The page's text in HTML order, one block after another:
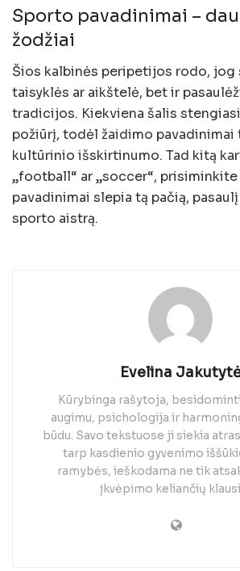
Sporto pavadinimai –
žodžiai
Šios kalbinės peripetijos rodo, jog
taisyklės ar aikštelė, bet ir
tradicijos. Kiekviena šalis
požiūrį, todėl žaidimo pavadinimai
kultūrinio išskirtinumo. Tad kitą
„football“ ar „soccer“, prisiminkite
pavadinimai slepia tą pačią,
sporto aistrą.
Evelina
Kūrybinga rašytoja,
augimu, psichologija ir
būdu. Savo tekstuose ji siekia
tarp kasdienio gyvenimo
ramybės, ieškodama ne tik
įkvėpimo keliančių